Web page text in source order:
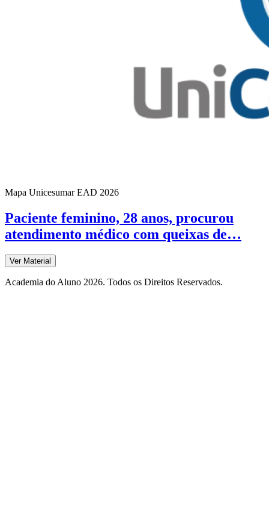
Mapa Unicesumar EAD 2026
Paciente feminino, 28 anos, procurou
atendimento médico com queixas de…
Ver Material
Academia do Aluno 2026. Todos os Direitos Reservados.